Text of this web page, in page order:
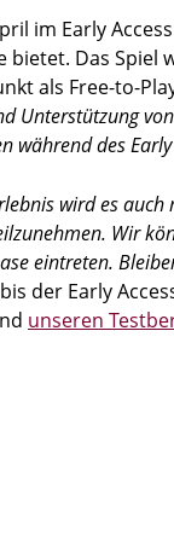
im Early
bietet. Das Spiel
als Free-to-
Unterstützung
während des
wird es
Wir
eintreten.
der Early
unseren